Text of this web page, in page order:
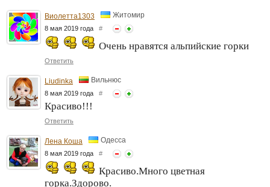
Виолетта1303 Житомир
8 мая 2019 года #
Очень нравятся альпийские горки
Ответить
Liudinka Вильнюс
8 мая 2019 года #
Красиво!!!
Ответить
Лена Коша Одесса
8 мая 2019 года #
Красиво.Много цветная
горка.Здорово.